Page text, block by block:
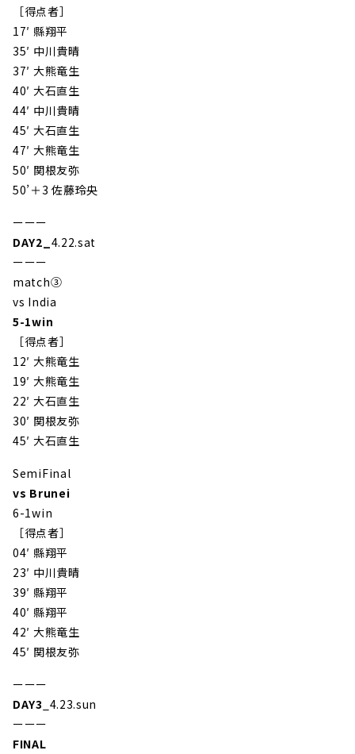
［得点者］
17′ 縣翔平
35′ 中川貴晴
37′ 大熊竜生
40′ 大石直生
44′ 中川貴晴
45′ 大石直生
47′ 大熊竜生
50′ 関根友弥
50’＋3 佐藤玲央
ーーー
DAY2 4.22.sat
ーーー
match③
vs India
5-1win
［得点者］
12′ 大熊竜生
19′ 大熊竜生
22′ 大石直生
30′ 関根友弥
45′ 大石直生
SemiFinal
vs Brunei
6-1win
［得点者］
04′ 縣翔平
23′ 中川貴晴
39′ 縣翔平
40′ 縣翔平
42′ 大熊竜生
45′ 関根友弥
ーーー
DAY3 _4.23.sun
ーーー
FINAL